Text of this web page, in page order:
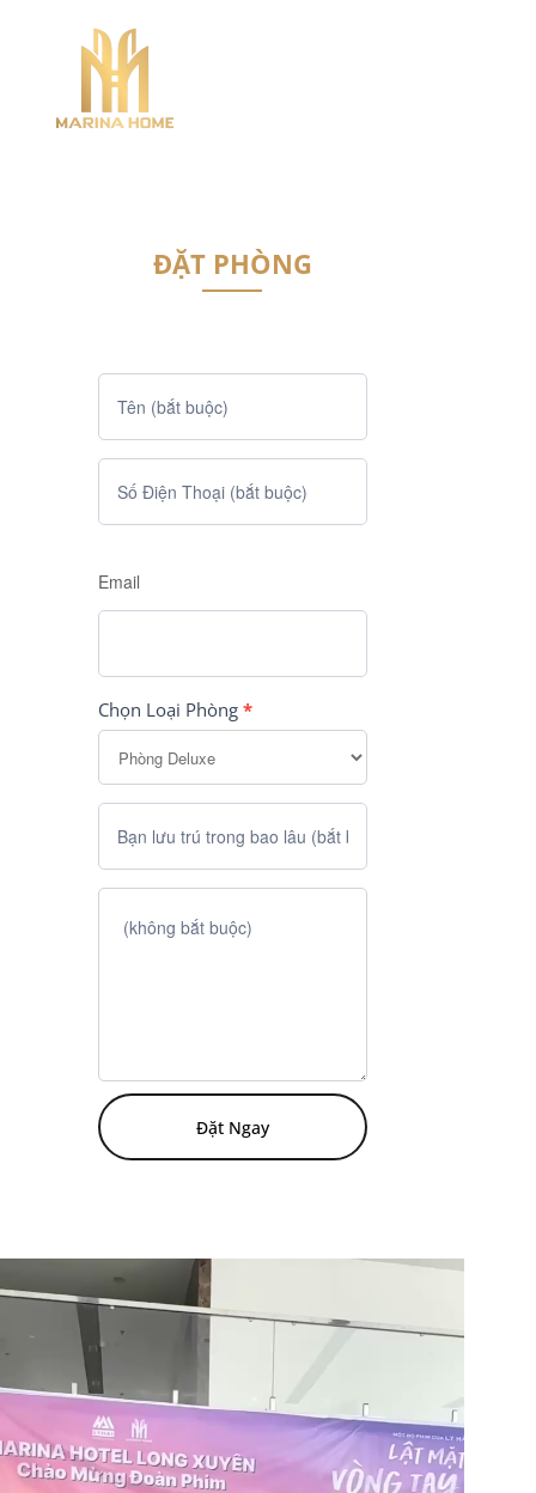
ĐẶT PHÒNG
Email
Chọn Loại Phòng *